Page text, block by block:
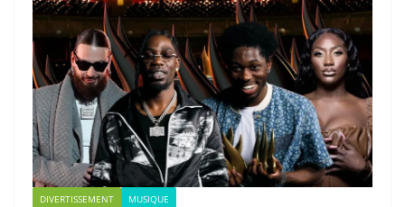
DIVERTISSEMENT MUSIQUE